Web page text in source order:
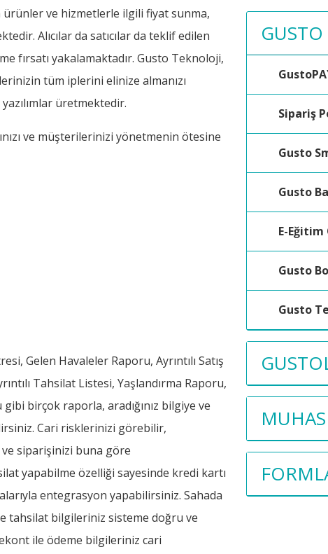
ve hizmetlerle ilgili fiyat sunma,
Alıcılar da satıcılar da teklif edilen
fırsatı yakalamaktadır. Gusto Teknoloji,
tüm iplerini elinize almanızı
üretmektedir.
ve müşterilerinizi yönetmenin ötesine
Gelen Havaleler Raporu, Ayrıntılı Satış
Tahsilat Listesi, Yaşlandırma Raporu,
birçok raporla, aradığınız bilgiye ve
Cari risklerinizi görebilir,
siparişinizi buna göre
yapabilme özelliği sayesinde kredi kartı
entegrasyon yapabilirsiniz. Sahada
tahsilat bilgileriniz sisteme doğru ve
ile ödeme bilgileriniz cari
GUSTO
Sipariş
Gusto
Gusto
E-
Gusto
Gusto